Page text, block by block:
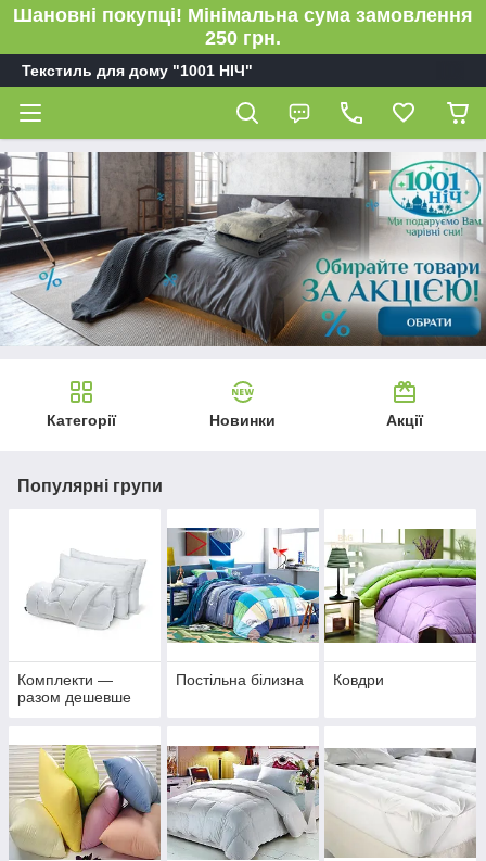
Шановні покупці! Мінімальна сума замовлення
250 грн.
Текстиль для дому "1001 НІЧ"
Категорії Новинки Акції
Популярні групи
Комплекти —
разом дешевше
Постільна білизна Ковдри